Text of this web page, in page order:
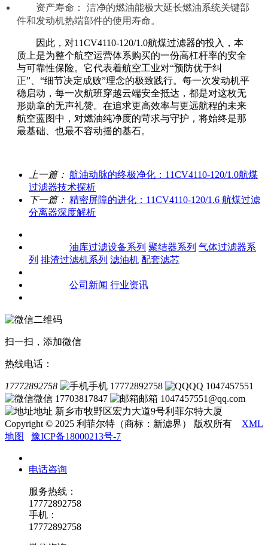
资产寿命： 洁净的燃油能极大延长燃油系统关键部
件和发动机热端部件的使用寿命。
因此，对11CV4110-120/1.0航煤过滤器的投入，本
质上是为整个航空运营体系购买的一份高杠杆率的安全
与可靠性保险。它代表着航空工业对“预防优于纠
正”、“细节决定成败”理念的极致践行。每一次发动机平
稳启动，每一次航班穿越云端安全抵达，都是对这枚无
形勋章的无声礼赞。在追求更高效率与更远航程的未来
航空蓝图中，对燃油纯净度的苛求与守护，将始终是那
最基础、也最不容动摇的基石。
上一篇： 航油动脉的终极净化：11CV4110-120/1.0航煤
过滤器技术探析
下一篇： 精密屏障的进化：11CV4110-120/1.6 航煤过滤
分离器深度解析
油库过滤设备系列 聚结器系列 气体过滤器系
列 排渣过滤机系列 滤油机 配套滤芯
公司新闻 行业资讯
扫一扫，添加微信
热线电话：
17772892758 手机 17772892758
QQ 1047457551
微信 17703817847
邮箱 1047457551@qq.com
地址 新乡市牧野区宏力大道9号利菲尔特大厦
Copyright © 2025 利菲尔特（商标：新滤界） 版权所有 XML
地图
豫ICP备18000213号-7
电话咨询
服务热线：
17772892758
手机：
17772892758